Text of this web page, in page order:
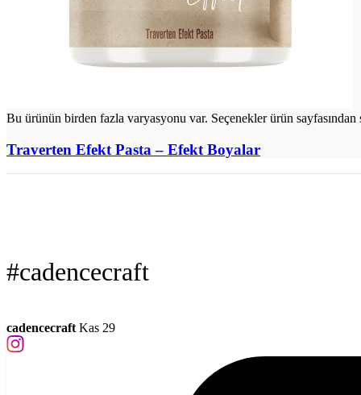
Bu ürünün birden fazla varyasyonu var. Seçenekler ürün
Traverten Efekt Pasta – Efekt Boyalar
#cadencecraft
cadencecraft Kas 29